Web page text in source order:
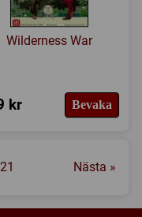
Wilderness War
kr Bevaka
Nästa »